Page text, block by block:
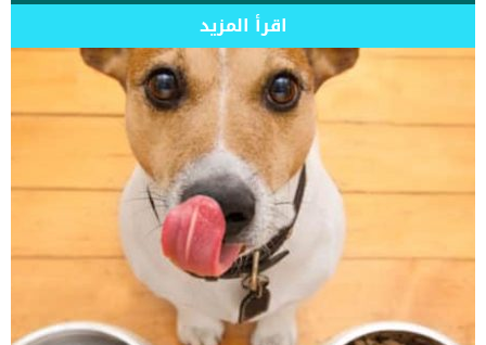
اقرأ المزيد